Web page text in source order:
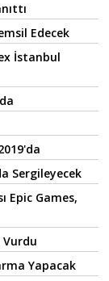
Edecek
İstanbul
Sergileyecek
Epic Games,
Yapacak